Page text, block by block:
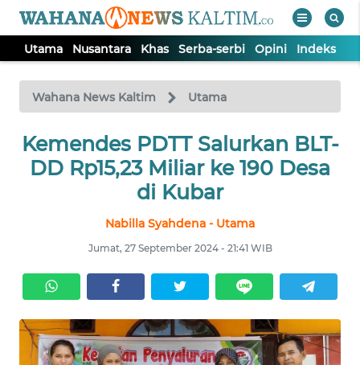
Utama Nusantara Khas Serba-serbi Opini Indeks
Wahana News Kaltim Utama
Kemendes PDTT Salurkan BLT-
DD Rp15,23 Miliar ke 190 Desa
di Kubar
Nabilla Syahdena - Utama
Jumat, 27 September 2024 - 21:41 WIB
TV
Tutup
UTAMA
SERBA-
SERBI
OPINI